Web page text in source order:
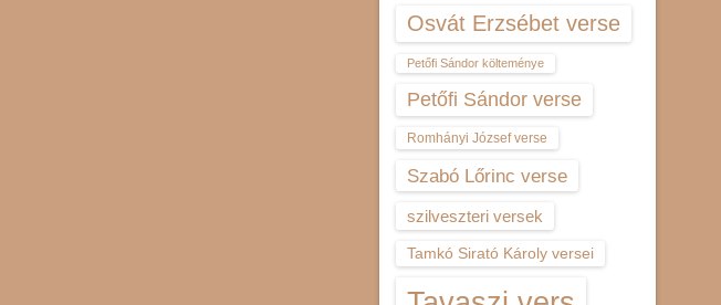
Osvát Erzsébet verse
Petőfi Sándor költeménye
Petőfi Sándor verse
Romhányi József verse
Szabó Lőrinc verse
szilveszteri versek
Tamkó Sirató Károly versei